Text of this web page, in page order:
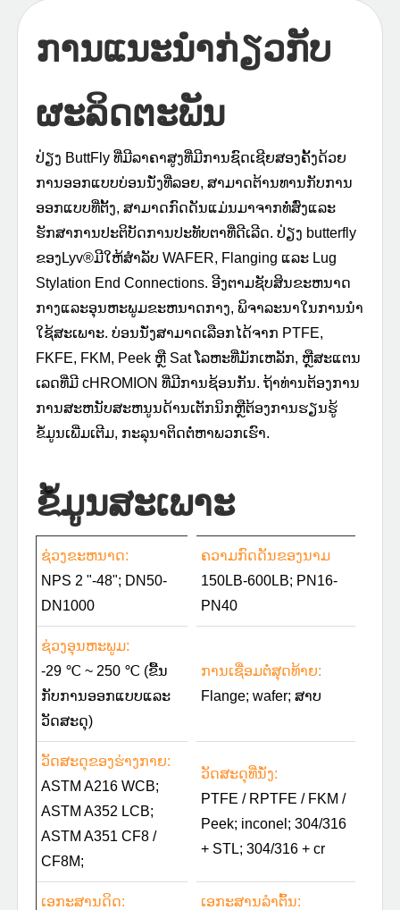
ການແນະນໍາກ່ຽວກັບ
ຜະລິດຕະພັນ
ປ່ຽງ ButtFly ທີ່ມີລາຄາສູງທີ່ມີການຊົດເຊີຍສອງຄັ້ງດ້ວຍ
ການອອກແບບບ່ອນນັ່ງທີ່ລອຍ, ສາມາດຕ້ານທານກັບການ
ອອກແບບທີ່ຕັ້ງ, ສາມາດກົດດັນແມ່ນມາຈາກທໍ່ສົ່ງແລະ
ຮັກສາການປະຕິບັດການປະທັບຕາທີ່ດີເລີດ. ປ່ຽງ butterfly
ຂອງLyv®️ມີໃຫ້ສໍາລັບ WAFER, Flanging ແລະ Lug
Stylation End Connections. ອີງຕາມຊັບສິນຂະຫນາດ
ກາງແລະອຸນຫະພູມຂະຫນາດກາງ, ພິຈາລະນາໃນການນໍາ
ໃຊ້ສະເພາະ. ບ່ອນນັ່ງສາມາດເລືອກໄດ້ຈາກ PTFE,
FKFE, FKM, Peek ຫຼື Sat ໂລຫະທີ່ມັກເຫລັກ, ຫຼືສະແຕນ
ເລດທີ່ມີ cHROMION ທີ່ມີການຊ້ອນກັນ. ຖ້າທ່ານຕ້ອງການ
ການສະຫນັບສະຫນູນດ້ານເຕັກນິກຫຼືຕ້ອງການຮຽນຮູ້
ຂໍ້ມູນເພີ່ມເຕີມ, ກະລຸນາຕິດຕໍ່ຫາພວກເຮົາ.
ຂໍ້ມູນສະເພາະ
ຊ່ວງຂະຫນາດ:
NPS 2 "-48"; DN50-
DN1000
ຄວາມກົດດັນຂອງນາມ
150LB-600LB; PN16-
PN40
ຊ່ວງອຸນຫະພູມ:
-29 ℃ ~ 250 ℃ (ຂື້ນ
ກັບການອອກແບບແລະ
ວັດສະດຸ)
ການເຊື່ອມຕໍ່ສຸດທ້າຍ:
Flange; wafer; ສາບ
ວັດສະດຸຂອງຮ່າງກາຍ:
ASTM A216 WCB;
ASTM A352 LCB;
ASTM A351 CF8 /
CF8M;
ວັດສະດຸທີ່ນັ່ງ:
PTFE / RPTFE / FKM /
Peek; inconel; 304/316
+ STL; 304/316 + cr
ເອກະສານດິດ:
ເອກະສານລໍາຕົ້ນ: